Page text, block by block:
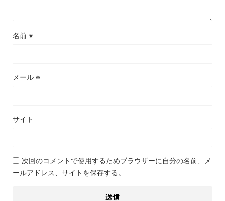
名前 ※
メール ※
サイト
次回のコメントで使用するためブラウザーに自分の名前、メ
ールアドレス、サイトを保存する。